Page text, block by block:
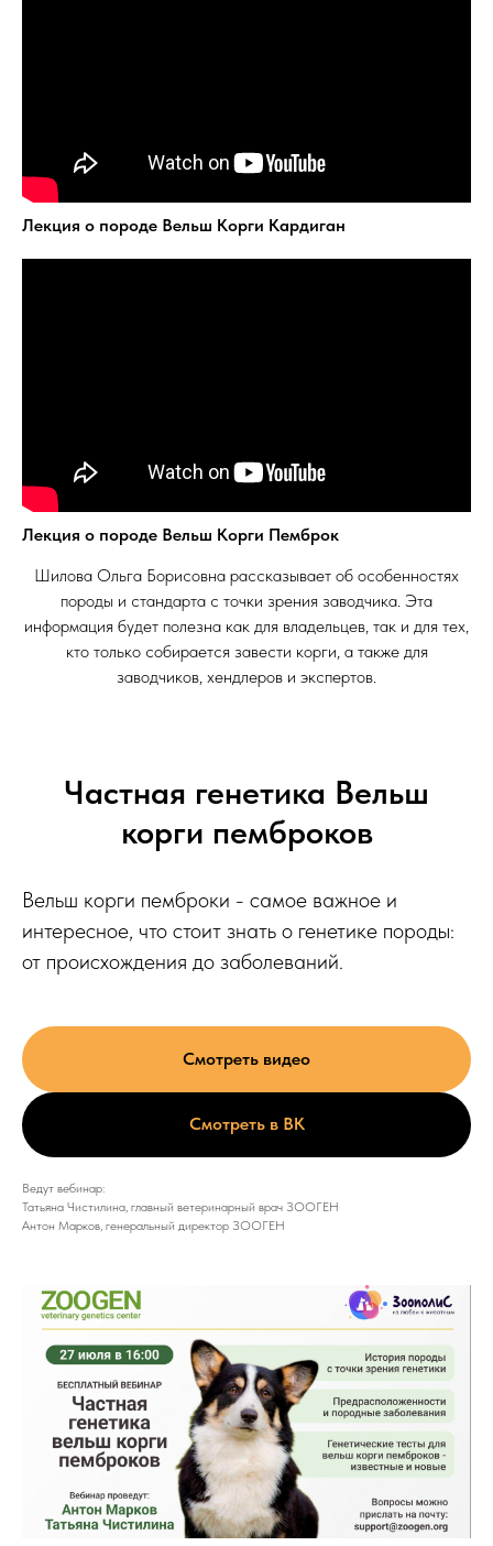
Лекция о породе Вельш Корги Кардиган
Лекция о породе Вельш Корги Пемброк
Шилова Ольга Борисовна рассказывает об особенностях
породы и стандарта с точки зрения заводчика. Эта
информация будет полезна как для владельцев, так и для тех,
кто только собирается завести корги, а также для
заводчиков, хендлеров и экспертов.
Частная генетика Вельш
корги пемброков
Вельш корги пемброки - самое важное и
интересное, что стоит знать о генетике породы:
от происхождения до заболеваний.
Смотреть видео
Смотреть в ВК
Ведут вебинар:
Татьяна Чистилина, главный ветеринарный врач ЗООГЕН
Антон Марков, генеральный директор ЗООГЕН